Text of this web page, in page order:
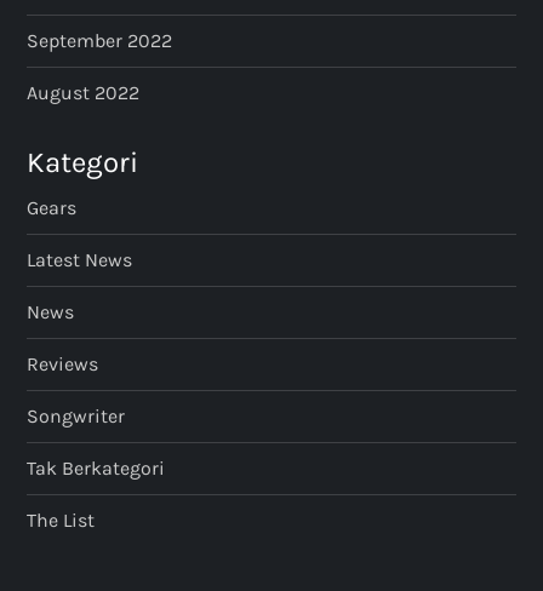
September 2022
August 2022
Kategori
Gears
Latest News
News
Reviews
Songwriter
Tak Berkategori
The List